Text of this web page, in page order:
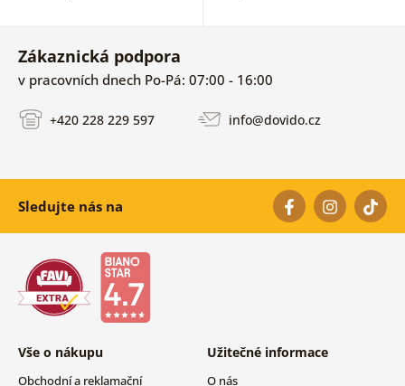
Zákaznická podpora
v pracovních dnech Po-Pá: 07:00 - 16:00
+420 228 229 597 info@dovido.cz
Sledujte nás na
Vše o nákupu
Obchodní a reklamační
Užitečné informace
O nás